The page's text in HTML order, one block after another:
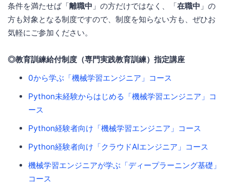
条件を満たせば「離職中 」の方だけではなく、「在職中 」の
方も対象となる制度ですので、制度を知らない方も、ぜひお
気軽にご参加ください。
◎教育訓練給付制度（専門実践教育訓練）指定講座
0から学ぶ「機械学習エンジニア」コース
Python未経験からはじめる「機械学習エンジニア」コ
ース
Python経験者向け「機械学習エンジニア」コース
Python経験者向け「クラウドAIエンジニア」コース
機械学習エンジニアが学ぶ「ディープラーニング基礎」
コース